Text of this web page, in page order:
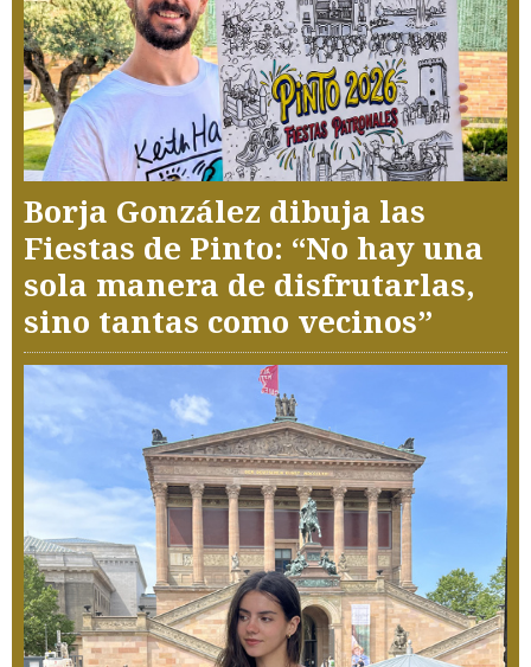
Borja González dibuja las
Fiestas de Pinto: “No hay una
sola manera de disfrutarlas,
sino tantas como vecinos”